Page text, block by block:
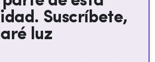
Suscríbete,
luz